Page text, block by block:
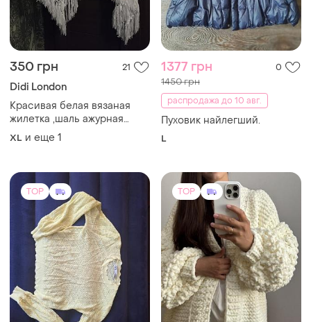
350 грн 21
Didi London
Красивая белая вязаная
жилетка ,шаль ажурная
большой размер
XL и еще 1
1377 грн 0
1450 грн
распродажа до 10 авг.
Пуховик найлегший.
L
TOP TOP